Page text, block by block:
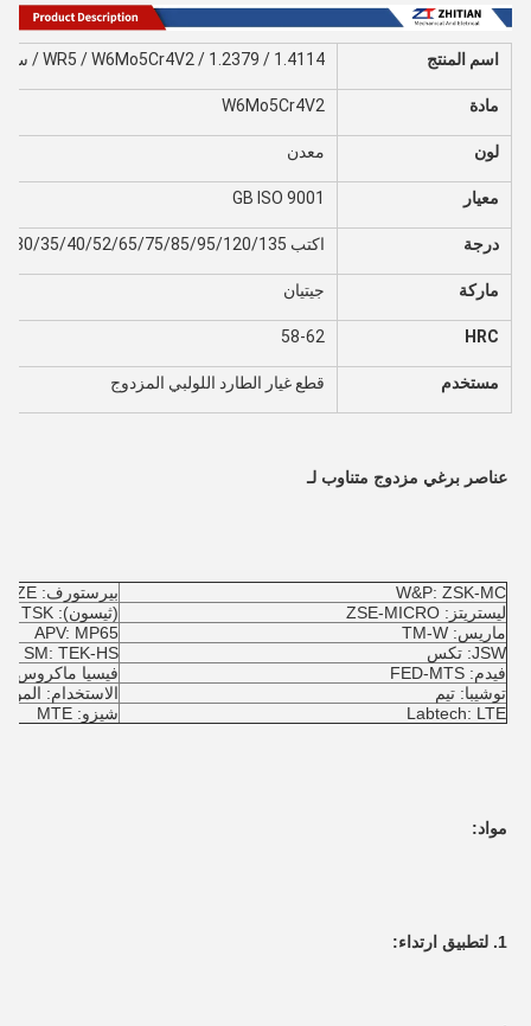
اسم المنتج WR5 / W6Mo5Cr4V2 / 1.2379 / 1.4114 / سبائك نيكل
مادة W6Mo5Cr4V2
لون معدن
معيار GB ISO 9001
درجة اكتب 20/30/35/40/52/65/75/85/95/120/135
ماركة جيتيان
HRC
58-62
مستخدم قطع غيار الطارد اللولبي المزدوج
عناصر برغي مزدوج متناوب لـ
W&P: ZSK-MC
بيرستورف: ZE
ليستريتز: ZSE-MICRO
(ثيسون): TSK
ماريس: TM-W
APV: MP65
JSW: تكس
SM: TEK-HS
فيدم: FED-MTS
فيسيا ماكروس: NRII
توشيبا: تيم
الاستخدام: المواد
Labtech: LTE
شيزو: MTE
مواد:
1. لتطبيق ارتداء: